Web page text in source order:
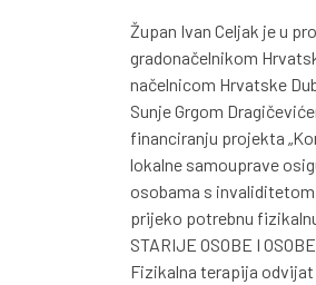
Župan Ivan Celjak je u
gradonačelnikom
načelnicom Hrvatske
Sunje Grgom
financiranju projekta
lokalne samouprave
osobama s
prijeko potrebnu
STARIJE OSOBE I
Fizikalna terapija